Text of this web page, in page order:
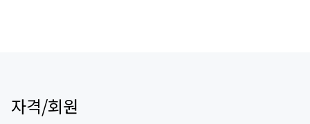
자격/회원